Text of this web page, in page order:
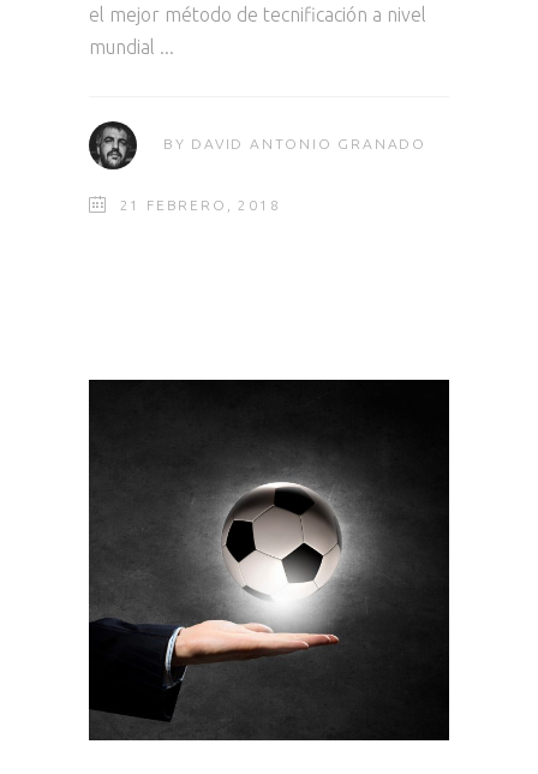
el mejor método de tecnificación a nivel
mundial
BY DAVID ANTONIO GRANADO
21 FEBRERO, 2018